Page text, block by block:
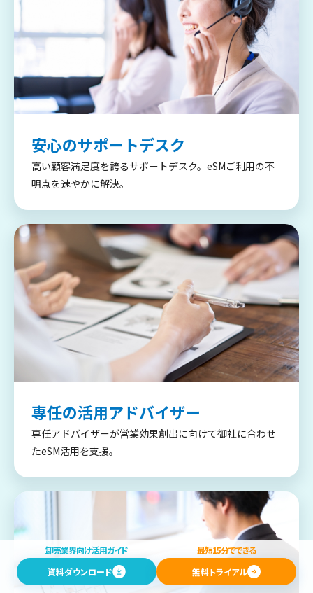
卸売業界向け活用ガイド
資料ダウンロード
最短15分でできる
無料トライアル
安心のサポートデスク
高い顧客満足度を誇るサポートデスク。eSMご利用の不
明点を速やかに解決。
専任の活用アドバイザー
専任アドバイザーが営業効果創出に向けて御社に合わせ
たeSM活用を支援。